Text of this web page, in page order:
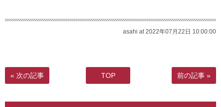
asahi at 2022年07月22日 10:00:00
« 次の記事 TOP 前の記事 »